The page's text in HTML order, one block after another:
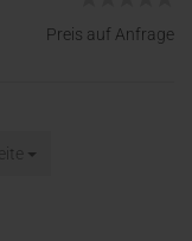
Preis auf Anfrage